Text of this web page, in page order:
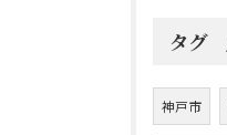
タグ
神戸市